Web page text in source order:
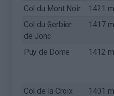
Col du Mont Noir
1421 m
Col du Gerbier
de Jonc
1417 m
Puy de Dome
1412 m
Col de la Croix
1401 m